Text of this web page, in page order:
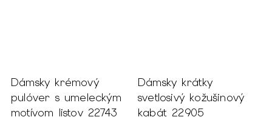
Dámsky krémový
pulóver s umeleckým
motívom listov 22743
Dámsky krátky
svetlosivý kožušinový
kabát 22905